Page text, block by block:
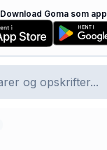
Download Goma som app